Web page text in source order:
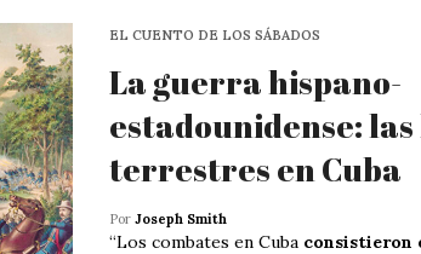
EL CUENTO DE LOS SÁBADOS
La guerra hispano-
estadounidense:
terrestres en Cuba
Por Joseph Smith
“Los combates en Cuba consistieron